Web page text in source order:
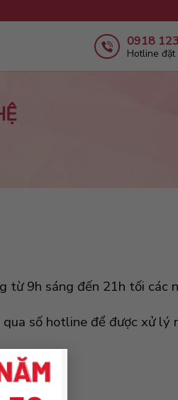
×
0918
Hotline đặt
từ 9h sáng đến 21h tối các
số hotline để được xử lý